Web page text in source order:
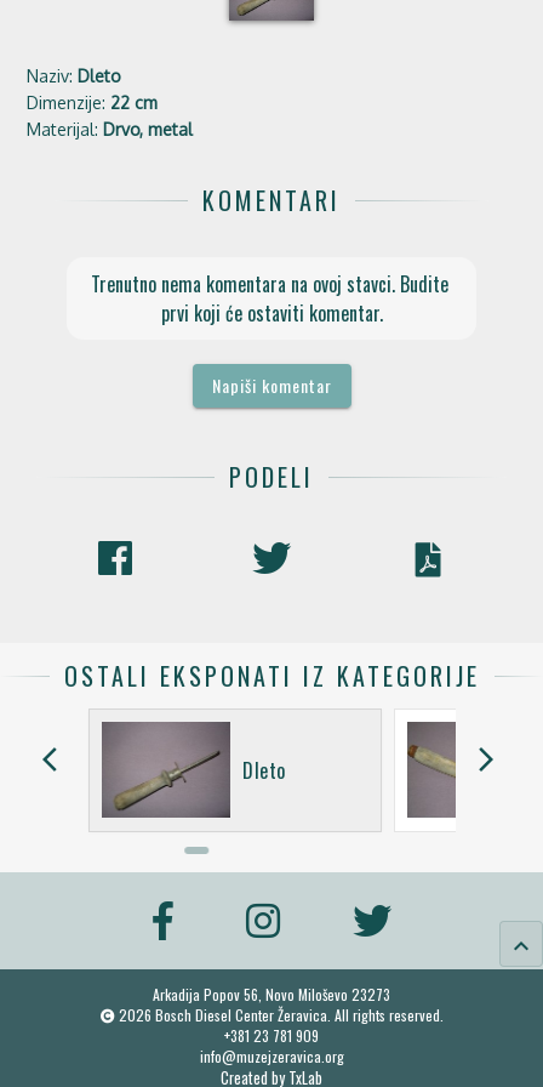
Naziv: Dleto
Dimenzije: 22 cm
Materijal: Drvo, metal
KOMENTARI
Trenutno nema komentara na ovoj stavci. Budite
prvi koji će ostaviti komentar.
Napiši komentar
PODELI
OSTALI EKSPONATI IZ KATEGORIJE
arrow_back_ios
drvo Dleto arrow_forward_ios
keyboard_arrow_up
Arkadija Popov 56, Novo Miloševo 23273
2026 Bosch Diesel Center Žeravica. All rights reserved.
+381 23 781 909
info@muzejzeravica.org
Created byTxLab